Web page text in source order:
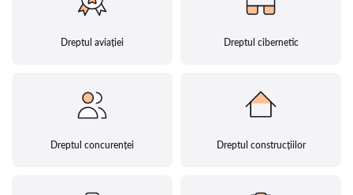
Dreptul aviației Dreptul cibernetic
Dreptul concurenței Dreptul construcțiilor